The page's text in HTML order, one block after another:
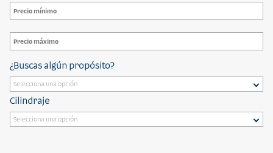
¿Buscas algún propósito?
Cilindraje